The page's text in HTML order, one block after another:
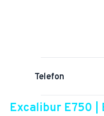
Telefon
Excalibur E750 |